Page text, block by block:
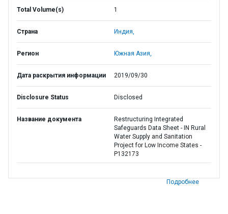
Total Volume(s) 1
Страна Индия,
Регион Южная Азия,
Дата раскрытия информации 2019/09/30
Disclosure Status Disclosed
Название документа
Restructuring Integrated
Safeguards Data Sheet - IN Rural
Water Supply and Sanitation
Project for Low Income States -
P132173
Подробнее